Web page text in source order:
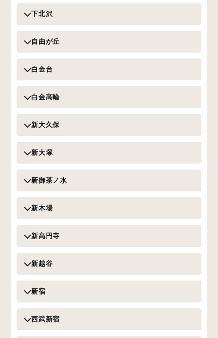
下北沢
自由が丘
白金台
白金高輪
新大久保
新大塚
新御茶ノ水
新木場
新高円寺
新越谷
新宿
西武新宿